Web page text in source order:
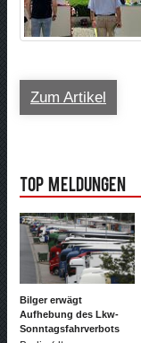
Zum Artikel
Top Meldungen
Bilger erwägt
Aufhebung des Lkw-
Sonntagsfahrverbots